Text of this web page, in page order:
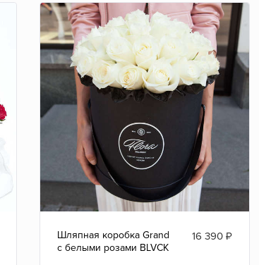
Шляпная коробка Grand
с белыми розами BLVCK
16 390 ₽